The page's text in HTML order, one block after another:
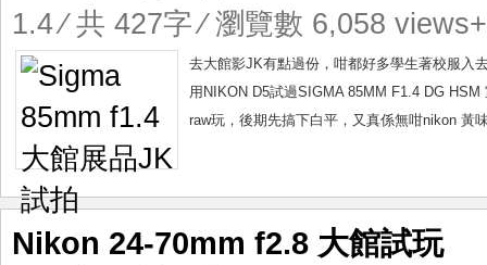
1.4⁄ 共 427字 ⁄ 瀏覽數 6,058 views+
去大館影JK有點過份，咁都好多學生著校服入
用NIKON D5試過SIGMA 85MM F1.4 DG
raw玩，後期先搞下白平，又真係無咁nikon 黃
Nikon 24-70mm f2.8 大館試玩